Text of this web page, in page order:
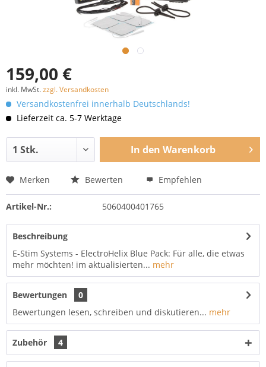
159,00 €
inkl. MwSt.zzgl. Versandkosten
Versandkostenfrei innerhalb Deutschlands!
Lieferzeit ca. 5-7 Werktage
In den Warenkorb
Merken Bewerten Empfehlen
Artikel-Nr.: 5060400401765
Beschreibung
E-Stim Systems - ElectroHelix Blue Pack: Für alle, die etwas
mehr möchten! im aktualisierten... mehr
Bewertungen
0
Bewertungen lesen, schreiben und diskutieren... mehr
Zubehör 4